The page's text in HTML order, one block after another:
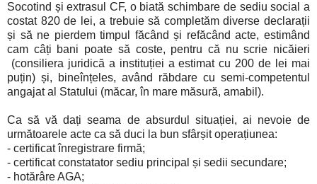
Socotind și extrasul CF, o biată schimbare de sediu social a
costat 820 de lei, a trebuie să completăm diverse declarații
și să ne pierdem timpul făcând și refăcând acte, estimând
cam câți bani poate să coste, pentru că nu scrie nicăieri
(consiliera juridică a instituției a estimat cu 200 de lei mai
puțin) și, bineînțeles, având răbdare cu semi-competentul
angajat al Statului (măcar, în mare măsură, amabil).
Ca să vă dați seama de absurdul situației, ai nevoie de
următoarele acte ca să duci la bun sfârșit operațiunea:
- certificat înregistrare firmă;
- certificat constatator sediu principal și sedii secundare;
- hotărâre AGA;